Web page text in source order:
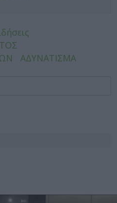
ΑΔΥΝΑΤΙΣΜΑ